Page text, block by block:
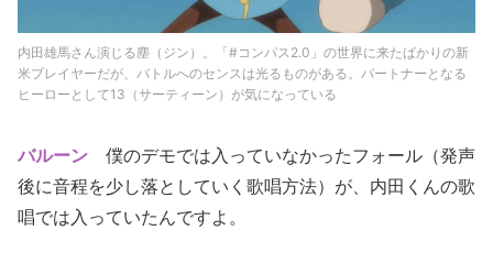
内田雄馬さん演じる塵（ジン）。「#コンパス2.0」の世界に来たばかりの新
米プレイヤーだが、バトルへのセンスは光るものがある。パートナーとなる
ヒーローとして13（サーティーン）が気になっている
バルーン 僕のデモでは入っていなかったフォール（発声
後に音程を少し落としていく歌唱方法）が、内田くんの歌
唱では入っていたんですよ。